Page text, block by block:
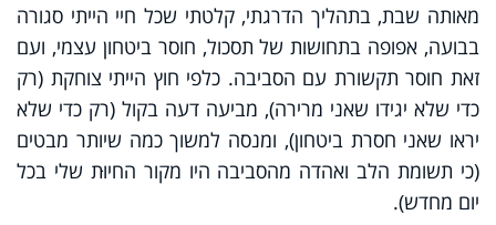
מאותה שבת, בתהליך הדרגתי, קלטתי שכל חיי הייתי סגורה
בבועה, אפופה בתחושות של תסכול, חוסר ביטחון עצמי, ועם
זאת חוסר תקשורת עם הסביבה. כלפי חוץ הייתי צוחקת (רק
כדי שלא יגידו שאני מרירה), מביעה דעה בקול (רק כדי שלא
יראו שאני חסרת ביטחון), ומנסה למשוך כמה שיותר מבטים
(כי תשומת הלב ואהדה מהסביבה היו מקור החיוּת שלי בכל
יום מחדש).